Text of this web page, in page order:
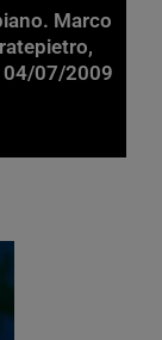
Marco
04/07/2009